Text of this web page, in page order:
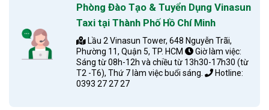
Phòng Đào Tạo & Tuyển Dụng Vinasun
Taxi tại Thành Phố Hồ Chí Minh
Lầu 2 Vinasun Tower, 648 Nguyễn Trãi,
Phường 11, Quận 5, TP. HCM
Giờ làm việc:
Sáng từ 08h-12h và chiều từ 13h30-17h30 (từ
T2 -T6), Thứ 7 làm việc buổi sáng.
Hotline:
0393 27 27 27